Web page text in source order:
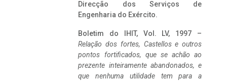
Direcção dos Serviços de
Engenharia do Exército.
Boletim do IHIT, Vol. LV, 1997 –
Relação dos fortes, Castellos e outros
pontos fortificados, que se achão ao
prezente inteiramente abandonados, e
que nenhuma utilidade tem para a